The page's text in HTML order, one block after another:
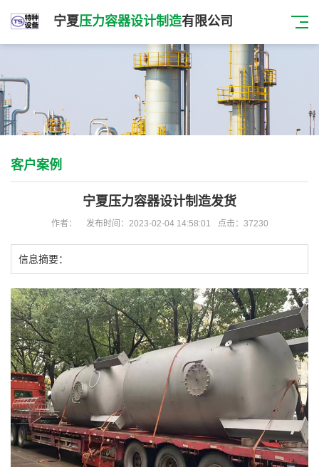
宁夏压力容器设计制造有限公司
客户案例
宁夏压力容器设计制造发货
作者： 发布时间：2023-02-04 14:58:01 点击：37230
信息摘要：